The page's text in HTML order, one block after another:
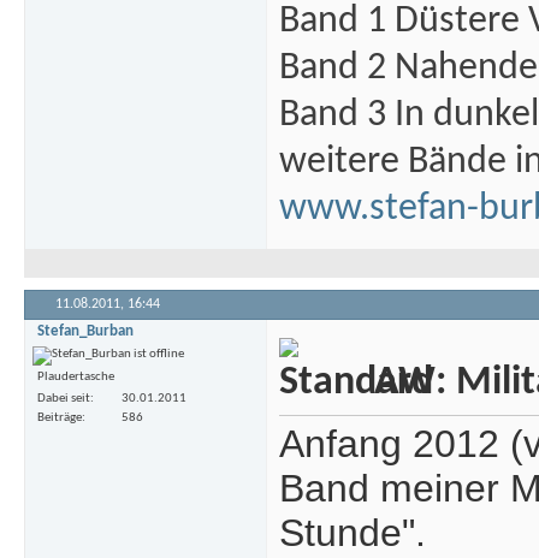
Band 1 Düstere
Band 2
Band 3 In
weitere Bände
www.stefan-
11.08.2011, 16:44
Stefan_Burban
Plaudertasche
Dabei seit
30.01.2011
Beiträge
586
AW:
Anfang 2012
Band meiner
Stunde".